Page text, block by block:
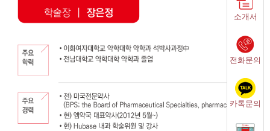
소개서
전화문의
카톡문의